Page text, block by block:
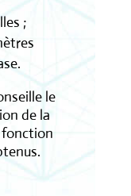
;
le
de la
fonction